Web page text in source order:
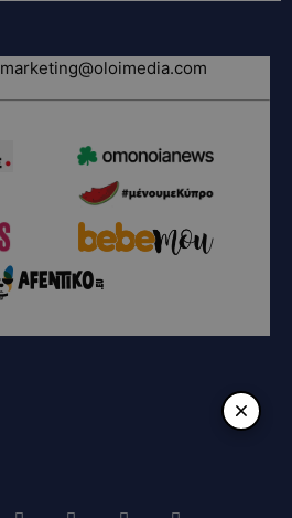
marketing@oloimedia.com